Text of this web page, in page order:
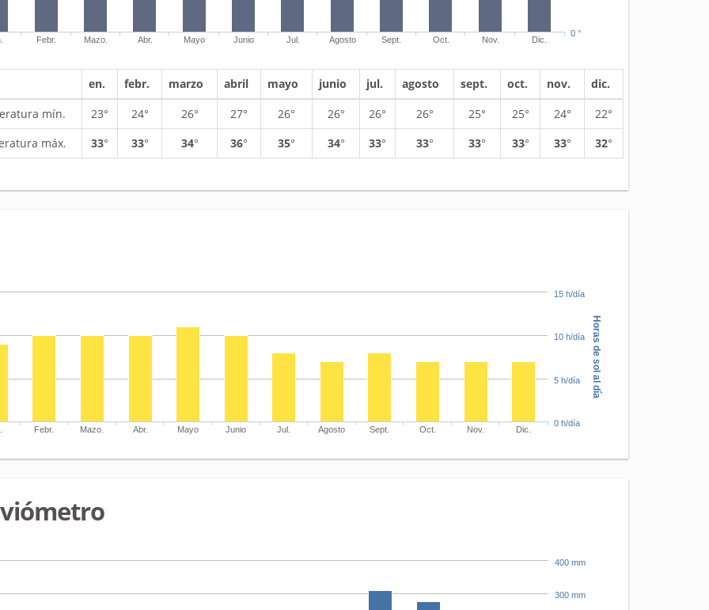
Febr. Mazo. Abr. Mayo Junio Jul. Agosto Sept. Oct. Nov. Dic.
0 °
en. febr. marzo abril mayo junio jul. agosto sept. oct. nov.
dic.
mín.
23° 24° 26° 27° 26° 26° 26° 26° 25° 25° 24°
22°
máx.
33° 33° 34° 36° 35° 34° 33° 33° 33° 33° 33° 32°
Horas de sol al día
Febr. Mazo. Abr. Mayo Junio Jul. Agosto Sept. Oct. Nov. Dic.
0 h/día
5 h/día
10 h/día
15 h/día
300 mm
400 mm